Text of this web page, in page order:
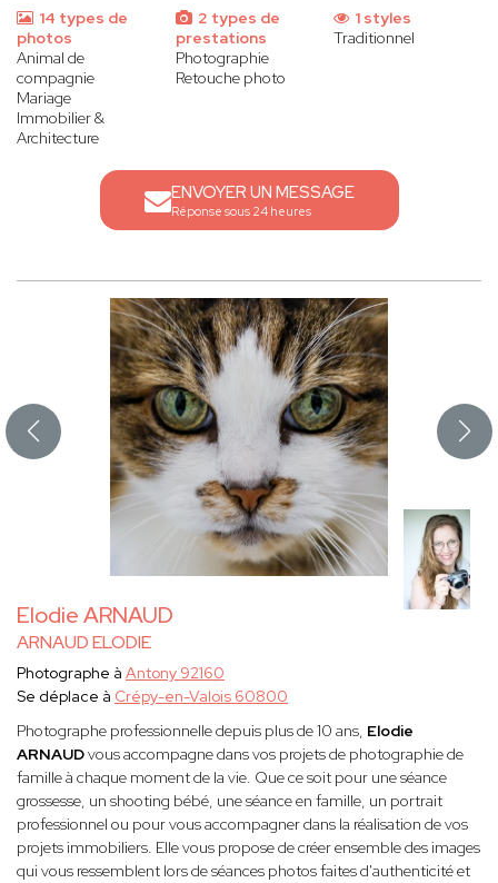
14 types de
photos
Animal de
compagnie
Mariage
Immobilier &
Architecture
2 types de
prestations
Photographie
Retouche photo
1 styles
Traditionnel
ENVOYER UN MESSAGE
Réponse sous 24 heures
Elodie ARNAUD
ARNAUD ELODIE
Photographe à Antony 92160
Se déplace à Crépy-en-Valois 60800
Photographe professionnelle depuis plus de 10 ans, Elodie
ARNAUDvous accompagne dans vos projets de photographie de
famille à chaque moment de la vie. Que ce soit pour une séance
grossesse, un shooting bébé, une séance en famille, un portrait
professionnel ou pour vous accompagner dans la réalisation de vos
projets immobiliers. Elle vous propose de créer ensemble des images
qui vous ressemblent lors de séances photos faites d'authenticité et